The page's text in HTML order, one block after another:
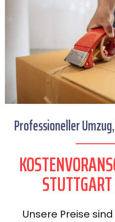
Professioneller
Unsere Preise